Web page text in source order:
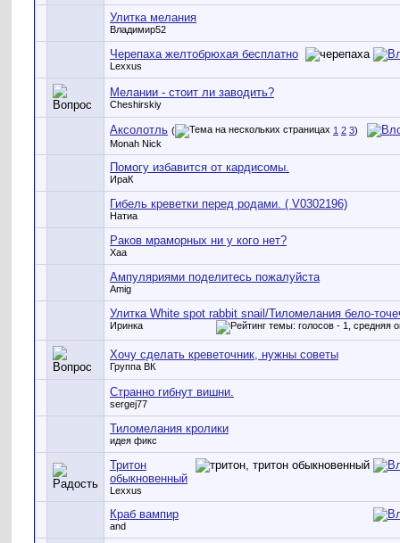
Улитка мелания
Владимир52
Черепаха желтобрюхая бесплатно
Lexxus
Мелании - стоит ли заводить?
Cheshirskiy
Аксолотль ( 1 2 3)
Monah Nick
Помогу избавится от кардисомы.
ИраК
Гибель креветки перед родами. ( V0302196)
Натиа
Раков мраморных ни у кого нет?
Xaa
Ампуляриями поделитесь пожалуйста
Amig
Улитка White spot rabbit snail/Тиломелания бело-
Иринка
Хочу сделать креветочник, нужны советы
Группа ВК
Странно гибнут вишни.
sergej77
Тиломелания кролики
идея фикс
Тритон
обыкновенный
Lexxus
Краб вампир
and